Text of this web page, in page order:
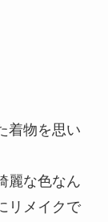
着物を思い
麗な色なん
リメイクで